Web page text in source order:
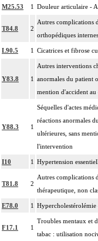
M25.53 1 Douleur articulaire -
T84.8 2
Autres complications
orthopédiques internes
L90.5 1 Cicatrices et fibrose
Y83.8 1
Autres interventions
anormales du patient
mention d'accident
Y88.3 1
Séquelles d'actes
réactions anormales
ultérieures, sans
l'intervention
I10 1 Hypertension
T81.8 2
Autres complications
thérapeutique, non
E78.0 1 Hypercholestérolémie
F17.1 1
Troubles mentaux et
tabac : utilisation